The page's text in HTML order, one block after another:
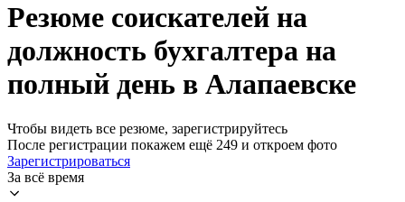
Резюме соискателей на
должность бухгалтера на
полный день в Алапаевске
Чтобы видеть все резюме, зарегистрируйтесь
После регистрации покажем ещё 249 и откроем фото
Зарегистрироваться
За всё время